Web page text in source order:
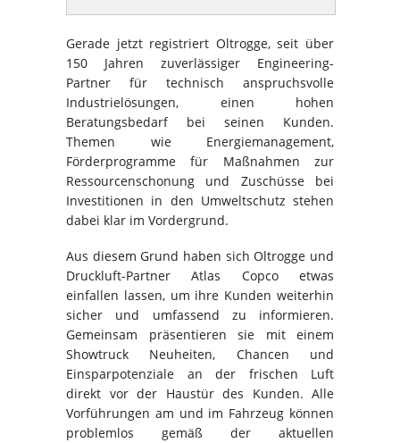
Gerade jetzt registriert Oltrogge, seit über
150 Jahren zuverlässiger Engineering-
Partner für technisch anspruchsvolle
Industrielösungen, einen hohen
Beratungsbedarf bei seinen Kunden.
Themen wie Energiemanagement,
Förderprogramme für Maßnahmen zur
Ressourcenschonung und Zuschüsse bei
Investitionen in den Umweltschutz stehen
dabei klar im Vordergrund.
Aus diesem Grund haben sich Oltrogge und
Druckluft-Partner Atlas Copco etwas
einfallen lassen, um ihre Kunden weiterhin
sicher und umfassend zu informieren.
Gemeinsam präsentieren sie mit einem
Showtruck Neuheiten, Chancen und
Einsparpotenziale an der frischen Luft
direkt vor der Haustür des Kunden. Alle
Vorführungen am und im Fahrzeug können
problemlos gemäß der aktuellen